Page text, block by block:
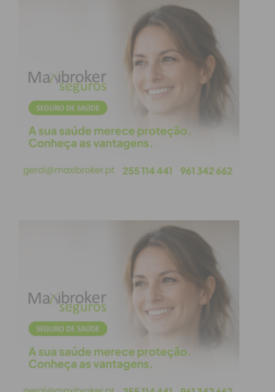
Subscreva a newsletter do
Imediato
Assine nossa newsletter por e-mail e
obtenha de forma regular a informação
atualizada.
Eu li e concordo com ostermos e
condições